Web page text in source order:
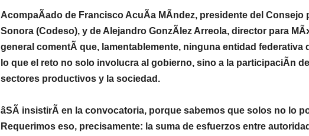
AcompaÃado de Francisco AcuÃa MÃndez, presidente del Consejo
Sonora (Codeso), y de Alejandro GonzÃlez Arreola, director para
general comentÃ que, lamentablemente, ninguna entidad federativa
lo que el reto no solo involucra al gobierno, sino a la participaciÃn
sectores productivos y la sociedad.
âSÃ insistirÃ en la convocatoria, porque sabemos que solos no lo
Requerimos eso, precisamente: la suma de esfuerzos entre